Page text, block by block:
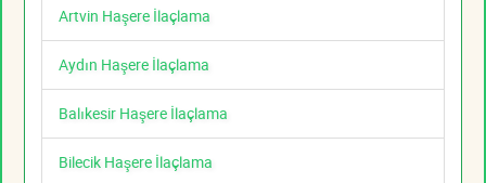
Artvin Haşere İlaçlama
Aydın Haşere İlaçlama
Balıkesir Haşere İlaçlama
Bilecik Haşere İlaçlama